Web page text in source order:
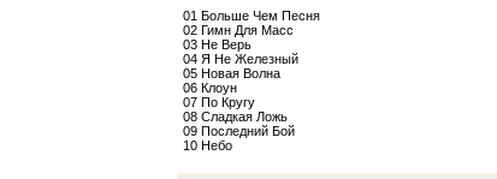
01 Больше Чем Песня
02 Гимн Для Масс
03 Не Верь
04 Я Не Железный
05 Новая Волна
06 Клоун
07 По Кругу
08 Сладкая Ложь
09 Последний Бой
10 Небо